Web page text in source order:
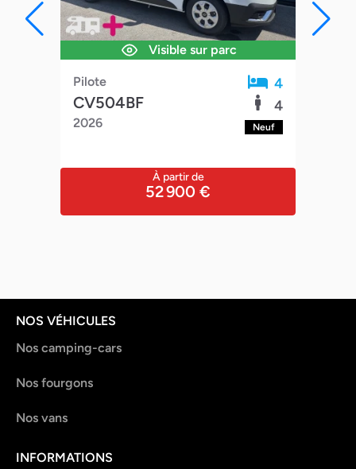
Visible sur parc
Pilote
CV504BF
2026
4
4
Neuf
À partir de
52 900 €
NOS VÉHICULES
Nos camping-cars
Nos fourgons
Nos vans
INFORMATIONS